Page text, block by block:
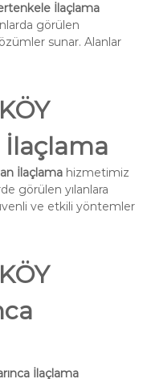
İlaçlama
görülen
sunar. Alanlar
İlaçlama
İlaçlamahizmetimiz
görülen yılanlara
ve etkili yöntemler
İlaçlama